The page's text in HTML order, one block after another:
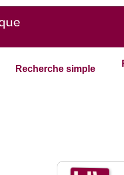
Recherche simple